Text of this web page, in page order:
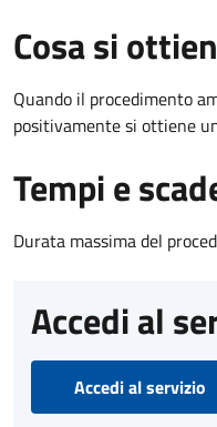
Cosa si
Quando il procedimento
positivamente si ottiene
Tempi e
Durata massima del
Accedi al
Accedi al servizio